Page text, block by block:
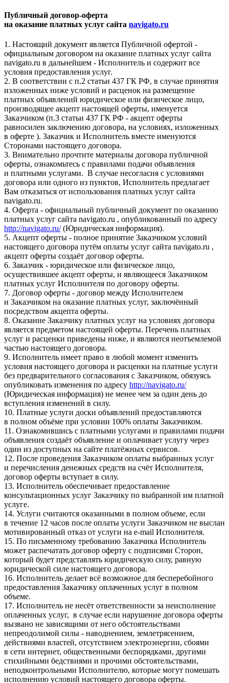
Публичный договор-оферта
на оказание платных услуг сайта navigato.ru
1. Настоящий документ является Публичной офертой -
официальным договором на оказание платных услуг сайта
navigato.ru в дальнейшем - Исполнитель и содержит все
условия предоставления услуг.
2. В соответствии с п.2 статьи 437 ГК РФ, в случае принятия
изложенных ниже условий и расценок на размещение
платных объявлений юридическое или физическое лицо,
производящее акцепт настоящей оферты, именуется
Заказчиком (п.3 статьи 437 ГК РФ - акцепт оферты
равносилен заключению договора, на условиях, изложенных
в оферте ). Заказчик и Исполнитель вместе именуются
Сторонами настоящего договора.
3. Внимательно прочтите материалы договора публичной
оферты, ознакомьтесь с правилами подачи объявления
и платными услугами. В случае несогласия с условиями
договора или одного из пунктов, Исполнитель предлагает
Вам отказаться от использования платных услуг сайта
navigato.ru.
4. Оферта - официальный публичный документ по оказанию
платных услуг сайта navigato.ru , опубликованный по адресу
http://navigato.ru/(Юридическая информация).
5. Акцепт оферты - полное принятие Заказчиком условий
настоящего договора путём оплаты услуг сайта navigato.ru ,
акцепт оферты создаёт договор оферты.
6. Заказчик - юридическое или физическое лицо,
осуществившее акцепт оферты, и являющееся Заказчиком
платных услуг Исполнителя по договору оферты.
7. Договор оферты - договор между Исполнителем
и Заказчиком на оказание платных услуг, заключённый
посредством акцепта оферты.
8. Оказание Заказчику платных услуг на условиях договора
является предметом настоящей оферты. Перечень платных
услуг и расценки приведены ниже, и являются неотъемлемой
частью настоящего договора.
9. Исполнитель имеет право в любой момент изменить
условия настоящего договора и расценки на платные услуги
без предварительного согласования с Заказчиком, обязуясь
опубликовать изменения по адресу http://navigato.ru/
(Юридическая информация) не менее чем за один день до
вступления изменений в силу.
10. Платные услуги доски объявлений предоставляются
в полном объёме при условии 100% оплаты Заказчиком.
11. Ознакомившись с платными услугами и правилами подачи
объявления создаёт объявление и оплачивает услугу через
один из доступных на сайте платёжных сервисов.
12. После проведения Заказчиком оплаты выбранных услуг
и перечисления денежных средств на счёт Исполнителя,
договор оферты вступает в силу.
13. Исполнитель обеспечивает предоставление
консультационных услуг Заказчику по выбранной им платной
услуге.
14. Услуги считаются оказанными в полном объеме, если
в течение 12 часов после оплаты услуги Заказчиком не выслан
мотивированный отказ от услуги на e-mail Исполнителя.
15. По письменному требованию Заказчика Исполнитель
может распечатать договор оферту с подписями Сторон,
который будет представлять юридическую силу, равную
юридической силе настоящего договора.
16. Исполнитель делает всё возможное для бесперебойного
предоставления Заказчику оплаченных услуг в полном
объеме.
17. Исполнитель не несёт ответственности за неисполнение
оплаченных услуг, в случае если нарушение договора оферты
вызвано не зависящими от него обстоятельствами
непреодолимой силы - наводнением, землетрясением,
действиями властей, отсутствием электроэнергии, сбоями
в сети интернет, общественными беспорядками, другими
стихийными бедствиями и прочими обстоятельствами,
неподконтрольными Исполнителю, которые могут помешать
исполнению условий настоящего договора оферты.